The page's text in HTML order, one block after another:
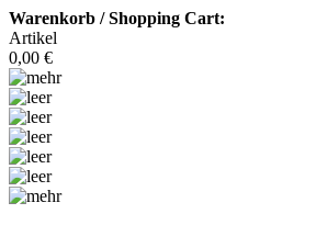
Warenkorb / Shopping Cart:
Artikel
0,00 €